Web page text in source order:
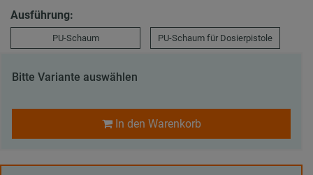
Ausführung:
PU-Schaum PU-Schaum für Dosierpistole
Bitte Variante auswählen
In den Warenkorb